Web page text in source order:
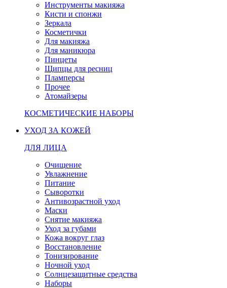
Инструменты макияжа
Кисти и спонжи
Зеркала
Косметички
Для макияжа
Для маникюра
Пинцеты
Щипцы для ресниц
Пламперсы
Прочее
Атомайзеры
КОСМЕТИЧЕСКИЕ НАБОРЫ
УХОД ЗА КОЖЕЙ
ДЛЯ ЛИЦА
Очищение
Увлажнение
Питание
Сыворотки
Антивозрастной уход
Маски
Снятие макияжа
Уход за губами
Кожа вокруг глаз
Восстановление
Тонизирование
Ночной уход
Солнцезащитные средства
Наборы